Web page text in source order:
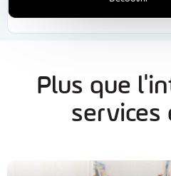
Plus que
services